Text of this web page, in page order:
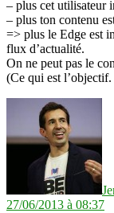
– plus cet utilisateur
– plus ton contenu
=> plus le Edge est
flux d’actualité.
On ne peut pas le
(Ce qui est
27/06/2013 à 08:37